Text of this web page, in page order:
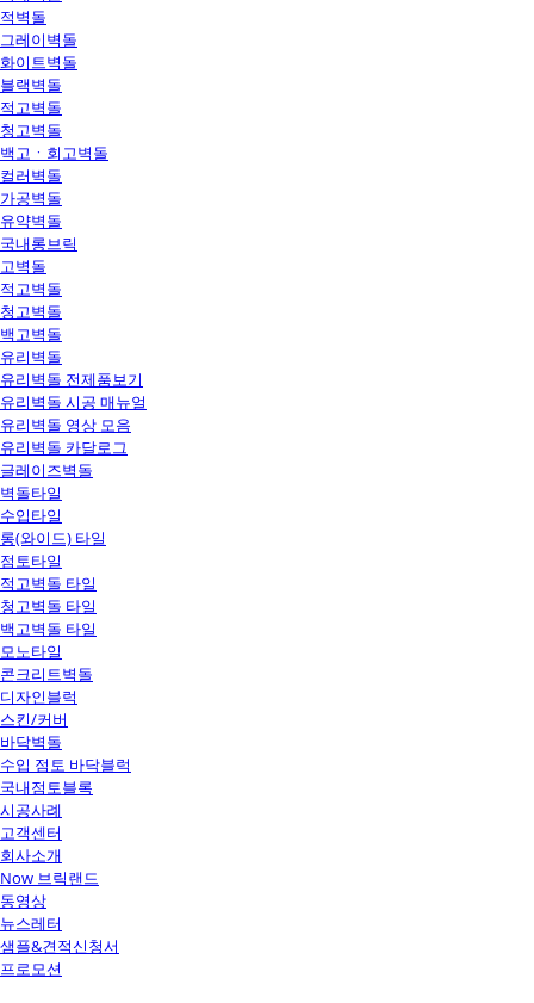
적벽돌
그레이벽돌
화이트벽돌
블랙벽돌
적고벽돌
청고벽돌
백고ㆍ회고벽돌
컬러벽돌
가공벽돌
유약벽돌
국내롱브릭
고벽돌
적고벽돌
청고벽돌
백고벽돌
유리벽돌
유리벽돌 전제품보기
유리벽돌 시공 매뉴얼
유리벽돌 영상 모음
유리벽돌 카달로그
글레이즈벽돌
벽돌타일
수입타일
롱(와이드) 타일
점토타일
적고벽돌 타일
청고벽돌 타일
백고벽돌 타일
모노타일
콘크리트벽돌
디자인블럭
스킨/커버
바닥벽돌
수입 점토 바닥블럭
국내점토블록
시공사례
고객센터
회사소개
Now 브릭랜드
동영상
뉴스레터
샘플&견적신청서
프로모션